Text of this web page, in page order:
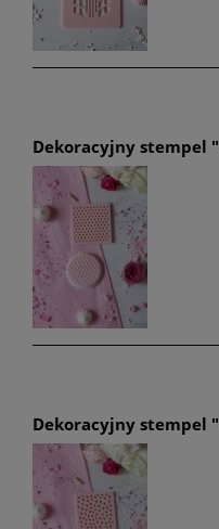
Dekoracyjny stempel
Dekoracyjny stempel